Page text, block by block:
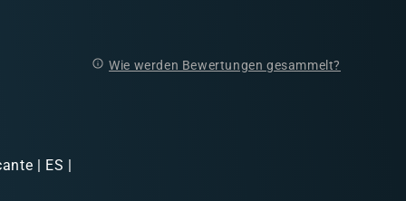
Wie werden Bewertungen gesammelt?
| ES |